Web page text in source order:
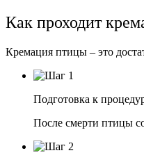
Как проходит
Кремация птицы – это
Подготовка к
После смерти птицы